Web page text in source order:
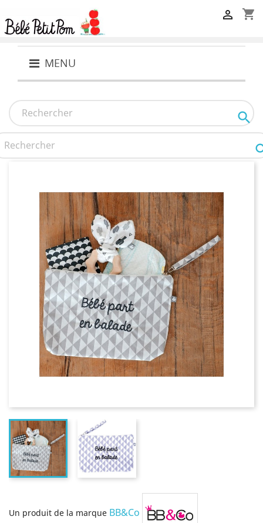
shopping_cart

MENU

Un produit de la marque BB&Co